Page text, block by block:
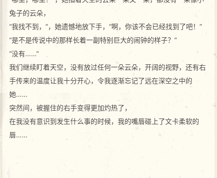
兔子的云朵，
“我找不到，”，她遗憾地放下手，“啊，你该不会已经找到了吧！”
“是不是传说中的那样长着一副特别巨大的闹钟的样子？”
“没有……”
我们继续盯着天空，没有放过任何一朵云朵，开阔的视野，还有右
手传来的温度让我十分开心，令我逐渐忘记了远在深空之中的
她……
突然间，被握住的右手变得更加灼热了，
在我没有意识到发生什么事的时候，我的嘴唇碰上了文卡柔软的
唇……